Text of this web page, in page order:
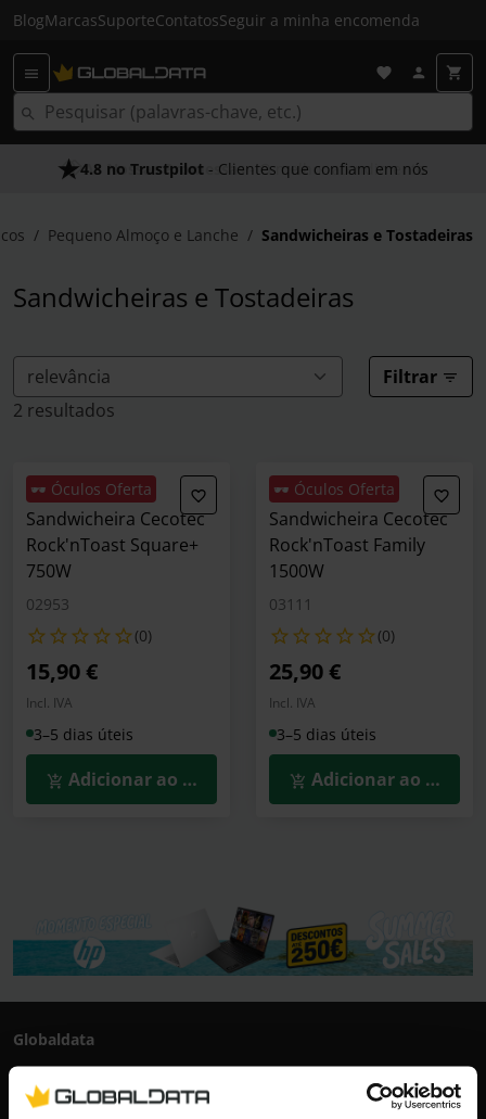
BlogMarcasSuporteContatosSeguir a minha encomenda
As Nossas Promessas- O melhor atendimento
4.8 no Trustpilot - Clientes que confiam em nós
Pequeno Almoço e Lanche Sandwicheiras e Tostadeiras
Sandwicheiras e Tostadeiras
Filtrar
2 resultados
🕶️ Óculos Oferta
Sandwicheira Cecotec
Rock'nToast Square+
750W
02953
(0)
15,90 €
Incl. IVA
3–5 dias úteis
Adicionar ao Carrinho
🕶️ Óculos Oferta
Sandwicheira Cecotec
Rock'nToast Family
1500W
03111
(0)
25,90 €
Incl. IVA
3–5 dias úteis
Adicionar ao
Globaldata
+351 300 600 520
dias úteis das 10h-13h e 14h-18h